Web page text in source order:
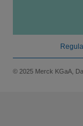
© 2025 Merck KGaA,